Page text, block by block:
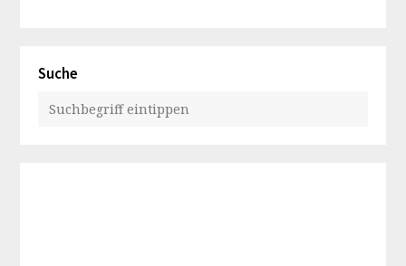
Suche